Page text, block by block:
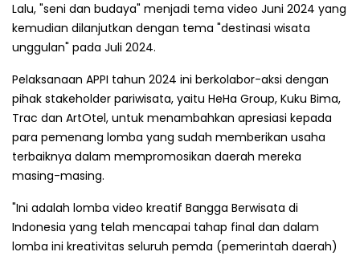
Lalu, "seni dan budaya" menjadi tema video Juni 2024 yang
kemudian dilanjutkan dengan tema "destinasi wisata
unggulan" pada Juli 2024.
Pelaksanaan APPI tahun 2024 ini berkolabor-aksi dengan
pihak stakeholder pariwisata, yaitu HeHa Group, Kuku Bima,
Trac dan ArtOtel, untuk menambahkan apresiasi kepada
para pemenang lomba yang sudah memberikan usaha
terbaiknya dalam mempromosikan daerah mereka
masing-masing.
"Ini adalah lomba video kreatif Bangga Berwisata di
Indonesia yang telah mencapai tahap final dan dalam
lomba ini kreativitas seluruh pemda (pemerintah daerah)